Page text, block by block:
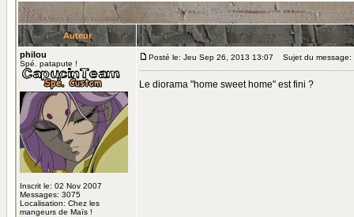
Auteur
philou
Spé. patapute !
Inscrit le: 02 Nov 2007
Messages: 3075
Localisation: Chez les
mangeurs de Maïs !
Posté le: Jeu Sep 26, 2013 13:07 Sujet du message:
Le diorama "home sweet home" est fini ?